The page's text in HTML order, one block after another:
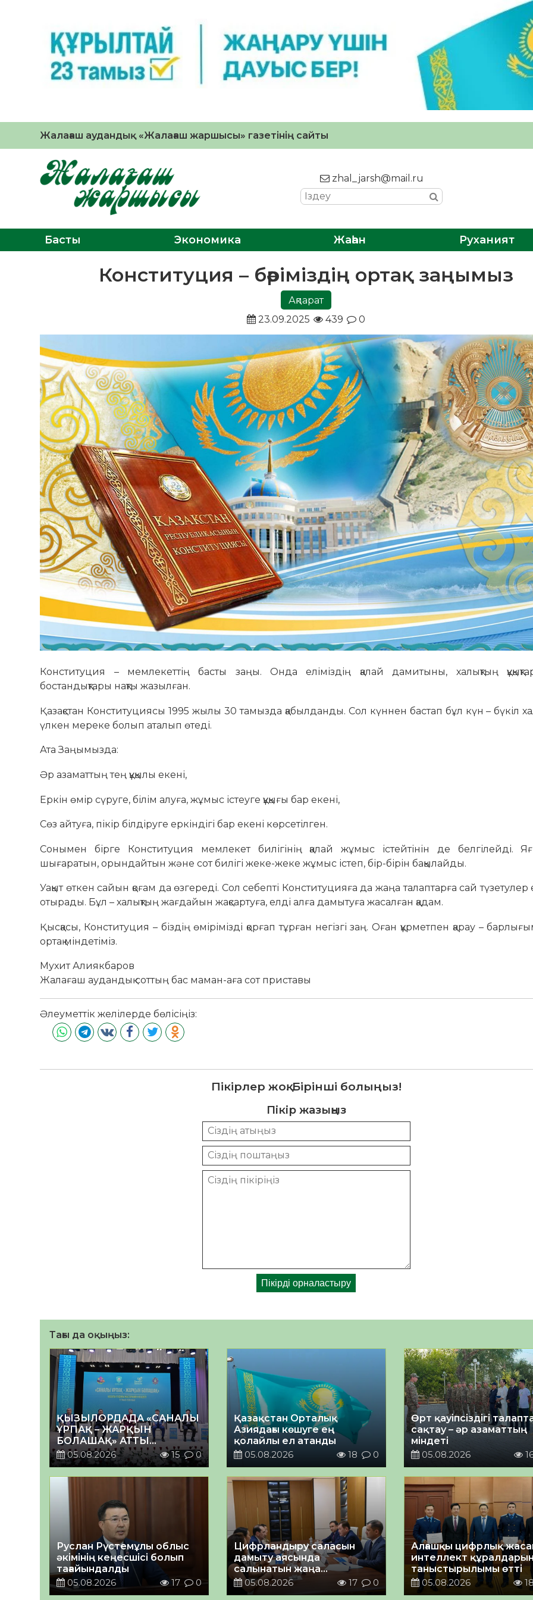
Жалағаш аудандық «Жалағаш жаршысы» газетінің сайты
zhal_jarsh@mail.ru
Басты Экономика Жаһан Руханият
Конституция – бәріміздің ортақ заңымыз
Ақпарат
23.09.2025
439 0
Конституция – мемлекеттің басты заңы. Онда еліміздің қалай дамитыны, халықтың
бостандықтары нақты жазылған.
Қазақстан Конституциясы 1995 жылы 30 тамызда қабылданды. Сол күннен бастап бұл күн – бүкіл
үлкен мереке болып аталып өтеді.
Ата Заңымызда:
Әр азаматтың тең құқылы екені,
Еркін өмір сүруге, білім алуға, жұмыс істеуге құқығы бар екені,
Сөз айтуға, пікір білдіруге еркіндігі бар екені көрсетілген.
Сонымен бірге Конституция мемлекет билігінің қалай жұмыс істейтінін де белгілейді.
шығаратын, орындайтын және сот билігі жеке-жеке жұмыс істеп, бір-бірін бақылайды.
Уақыт өткен сайын қоғам да өзгереді. Сол себепті Конституцияға да жаңа талаптарға сай түзетулер
отырады. Бұл – халықтың жағдайын жақсартуға, елді алға дамытуға жасалған қадам.
Қысқасы, Конституция – біздің өмірімізді қорғап тұрған негізгі заң. Оған құрметпен қарау –
ортақ міндетіміз.
Мухит Алиякбаров
Жалағаш аудандық соттың бас маман-аға сот приставы
Әлеуметтік желілерде бөлісіңіз:
Пікірлер жоқ. Бірінші болыңыз!
Пікір жазыңыз
Тағы да оқыңыз:
ҚЫЗЫЛОРДАДА «САНАЛЫ
ҰРПАҚ – ЖАРҚЫН
БОЛАШАҚ» АТТЫ
КЕҢЕЙТІЛГЕН МӘЖІЛІС
ӨТТІ
05.08.2026 15 0
Қазақстан Орталық
Азиядағы көшуге ең
қолайлы ел атанды
05.08.2026
18 0
Өрт қауіпсіздігі
сақтау – әр азаматтың
міндеті
05.08.2026
Руслан Рүстемұлы облыс
әкімінің кеңесшісі болып
тағайындалды
05.08.2026
17 0
Цифрландыру саласын
дамыту аясында
салынатын жаңа
орталықтың жобасы
талқыланды
05.08.2026 17 0
Алғашқы цифрлық
интеллект
таныстырылымы өтті
05.08.2026
18